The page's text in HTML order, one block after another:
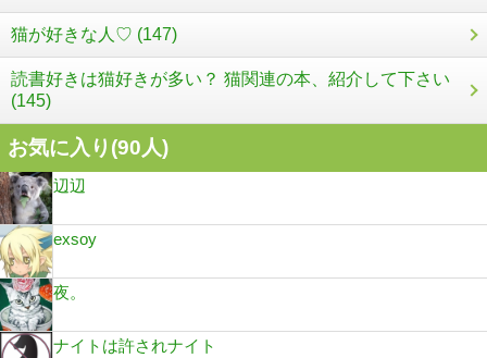
猫が好きな人♡ (147)
読書好きは猫好きが多い？ 猫関連の本、紹介して下さい
(145)
お気に入り(90人)
辺辺
exsoy
夜。
ナイトは許されナイト